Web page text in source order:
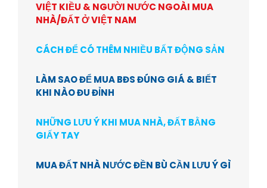
VIỆT KIỀU & NGƯỜI NƯỚC NGOÀI MUA
NHÀ/ĐẤT Ở VIỆT NAM
CÁCH ĐỂ CÓ THÊM NHIỀU BẤT ĐỘNG SẢN
LÀM SAO ĐỂ MUA BĐS ĐÚNG GIÁ & BIẾT
KHI NÀO ĐU ĐỈNH
NHỮNG LƯU Ý KHI MUA NHÀ, ĐẤT BẰNG
GIẤY TAY
MUA ĐẤT NHÀ NƯỚC ĐỀN BÙ CẦN LƯU Ý GÌ